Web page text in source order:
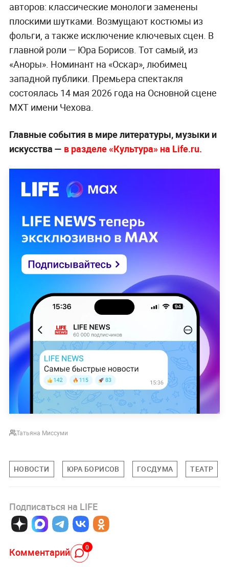
авторов: классические монологи заменены
плоскими шутками. Возмущают костюмы из
фольги, а также исключение ключевых сцен. В
главной роли — Юра Борисов. Тот самый, из
«Аноры». Номинант на «Оскар», любимец
западной публики. Премьера спектакля
состоялась 14 мая 2026 года на Основной сцене
МХТ имени Чехова.
Главные события в мире литературы, музыки и
искусства — в разделе «Культура» на Life.ru.
Татьяна Миссуми
НОВОСТИ ЮРА БОРИСОВ ГОСДУМА ТЕАТР
Подписаться на LIFE
Комментарий 0